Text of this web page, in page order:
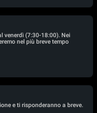
venerdì (7:30-18:00). Nei
nel più breve tempo
e ti risponderanno a breve.